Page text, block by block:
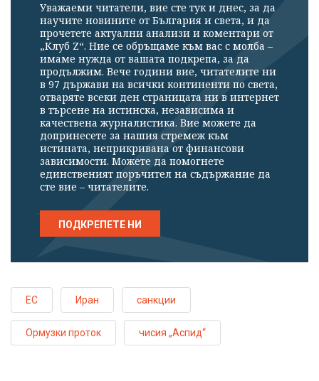
Уважаеми читатели, вие сте тук и днес, за да
научите новините от България и света, и да
прочетете актуални анализи и коментари от
„Клуб Z“. Ние се обръщаме към вас с молба –
имаме нужда от вашата подкрепа, за да
продължим. Вече години вие, читателите ни
в 97 държави на всички континенти по света,
отваряте всеки ден страницата ни в интернет
в търсене на истинска, независима и
качествена журналистика. Вие можете да
допринесете за нашия стремеж към
истината, неприкривана от финансови
зависимости. Можете да помогнете
единственият поръчител на съдържание да
сте вие – читателите.
ПОДКРЕПЕТЕ НИ
ЕС Иран санкции
Ормузки проток чисия „Аспид“